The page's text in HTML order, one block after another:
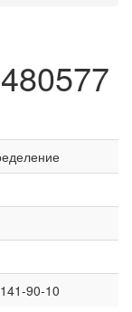
90-10